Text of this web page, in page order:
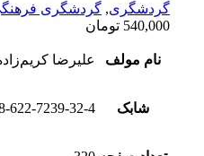
گردشگری, گردشگری
540,000 تومان
نام مولف علیرضا
شابک 622-7239-32-4